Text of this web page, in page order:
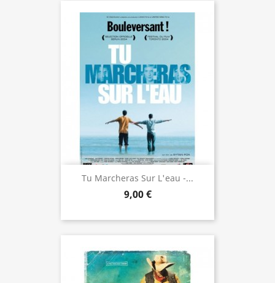
Tu Marcheras Sur L'eau -...
9,00 €